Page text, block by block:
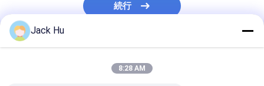
トイレサービストラック
続行
Jack Hu
8:28 AM